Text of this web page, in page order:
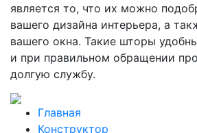
является то, что их можно
вашего дизайна интерьера, а
вашего окна. Такие шторы
и при правильном обращении
долгую службу.
Главная
Конструктор